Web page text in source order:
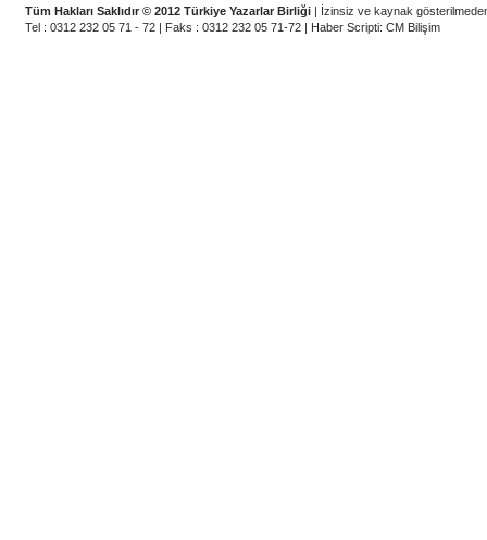
Tüm Hakları Saklıdır © 2012 Türkiye Yazarlar Birliği | İzinsiz ve kaynak
Tel : 0312 232 05 71 - 72 | Faks : 0312 232 05 71-72 | Haber Scripti: CM Bilişim